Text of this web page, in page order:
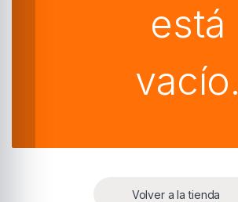
está
vacío.
Volver a la tienda